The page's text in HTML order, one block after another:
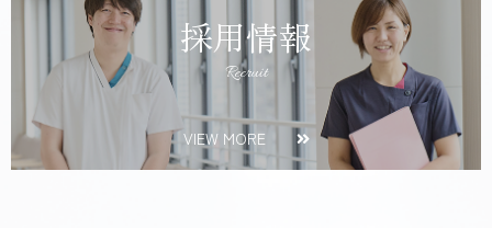
採用情報
Recruit
VIEW MORE